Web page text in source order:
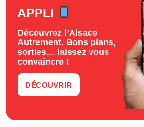
APPLI
Découvrez l’Alsace
Autrement. Bons plans,
sorties… laissez vous
convaincre !
DÉCOUVRIR